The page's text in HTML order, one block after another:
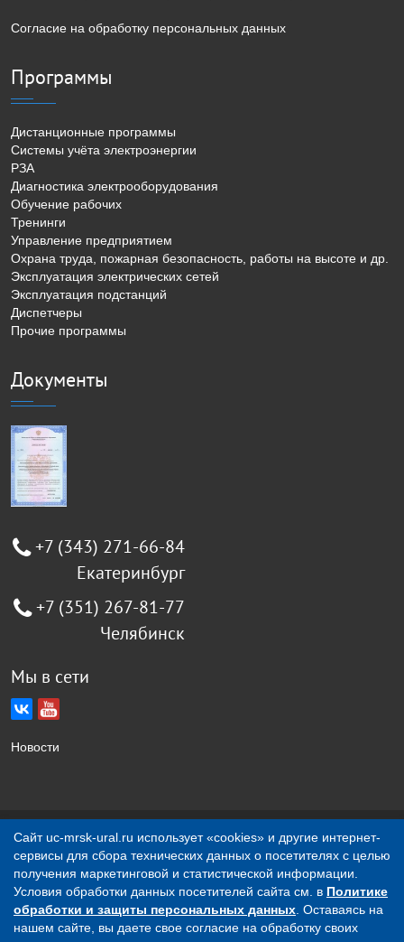
Согласие на обработку персональных данных
Программы
Дистанционные программы
Системы учёта электроэнергии
РЗА
Диагностика электрооборудования
Обучение рабочих
Тренинги
Управление предприятием
Охрана труда, пожарная безопасность, работы на высоте и др.
Эксплуатация электрических сетей
Эксплуатация подстанций
Диспетчеры
Прочие программы
Документы
+7 (343) 271-66-84
Екатеринбург
+7 (351) 267-81-77
Челябинск
Мы в сети
Новости
Создание сайта Jellyweb
О компании Контакты
Вся представленная на сайте информация носит
Сайт uc-mrsk-ural.ru использует «cookies» и другие интернет-
сервисы для сбора технических данных о посетителях с целью
получения маркетинговой и статистической информации.
Условия обработки данных посетителей сайта см. в Политике
обработки и защиты персональных данных . Оставаясь на
нашем сайте, вы даете свое согласие на обработку своих